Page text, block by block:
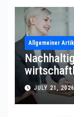
Allgemeiner
JULY 21, 2026